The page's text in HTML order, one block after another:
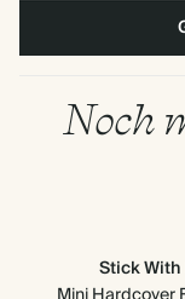
Noch
Stick